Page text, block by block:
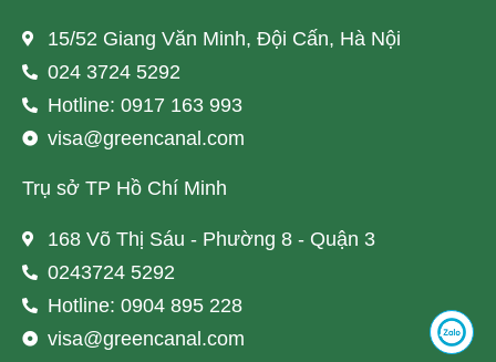
15/52 Giang Văn Minh, Đội Cấn, Hà Nội
024 3724 5292
Hotline: 0917 163 993
visa@greencanal.com
Trụ sở TP Hồ Chí Minh
168 Võ Thị Sáu - Phường 8 - Quận 3
0243724 5292
Hotline: 0904 895 228
visa@greencanal.com